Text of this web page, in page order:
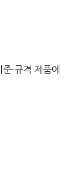
·규격 제품에